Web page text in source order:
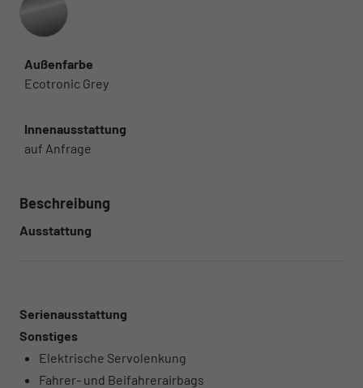
Außenfarbe
Ecotronic Grey
Innenausstattung
auf Anfrage
Beschreibung
Ausstattung
Serienausstattung
Sonstiges
Elektrische Servolenkung
Fahrer- und Beifahrerairbags